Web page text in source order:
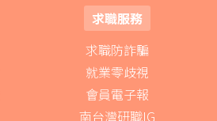
求職服務
求職防詐騙
就業零歧視
會員電子報
南台灣研職IG